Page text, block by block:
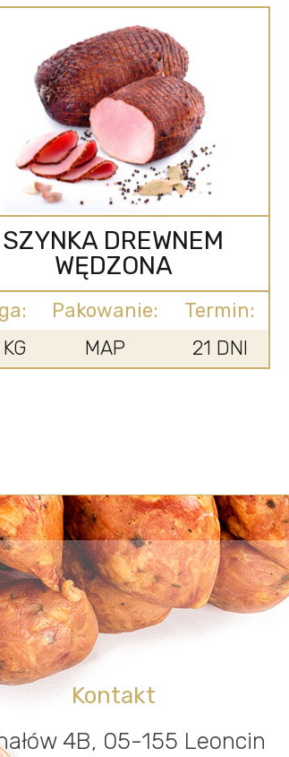
SZYNKA DREWNEM
WĘDZONA
Pakowanie:
Termin:
MAP 21 DNI
Kontakt
4B, 05-155 Leoncin